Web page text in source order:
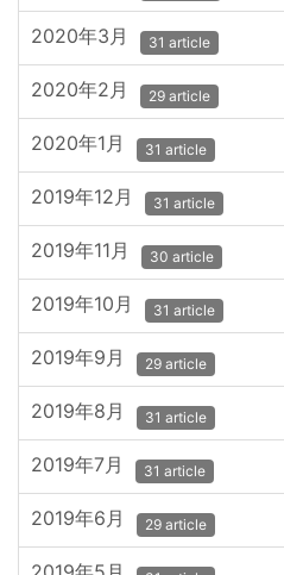
2020年3月 31 article
2020年2月 29 article
2020年1月 31 article
2019年12月 31 article
2019年11月 30 article
2019年10月 31 article
2019年9月 29 article
2019年8月 31 article
2019年7月 31 article
2019年6月 29 article